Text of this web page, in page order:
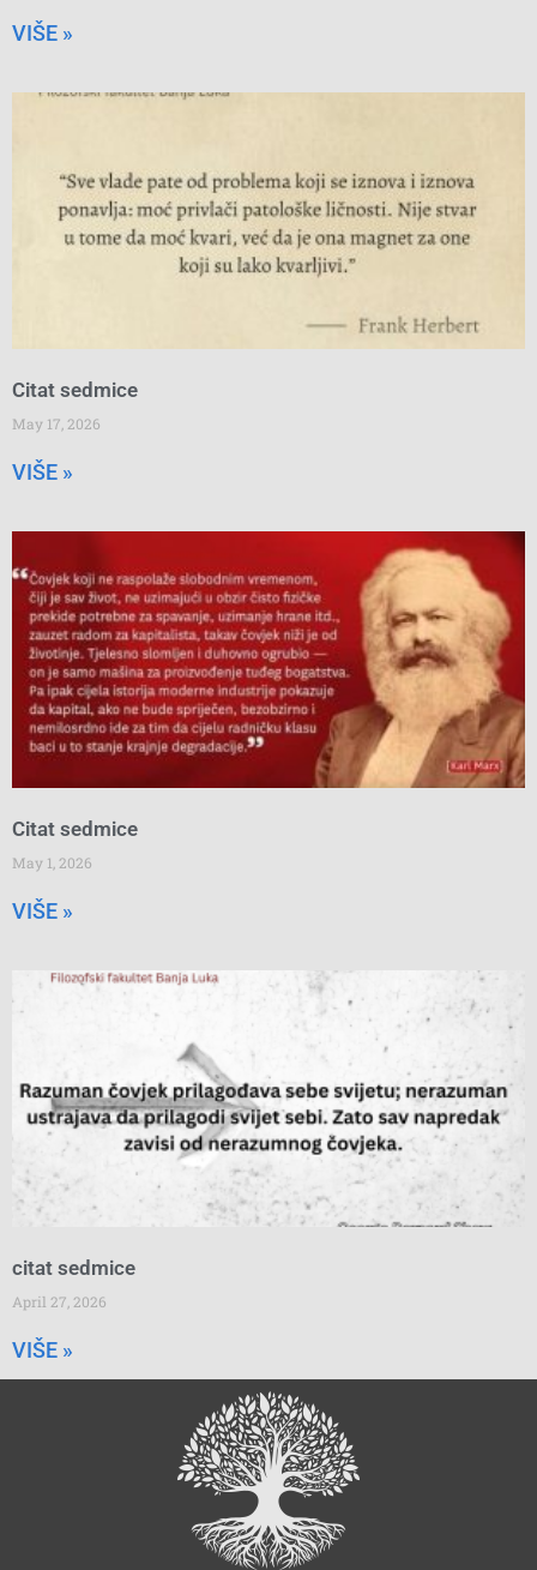
VIŠE »
Citat sedmice
May 17, 2026
VIŠE »
Citat sedmice
May 1, 2026
VIŠE »
citat sedmice
April 27, 2026
VIŠE »